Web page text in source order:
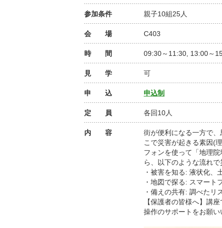
参加条件 親子10組25人
会 場 C403
時 間 09:30～11:30, 13:00～
見 学 可
申 込 申込制
定 員 各回10人
内 容
街が便利になる一方で
こで災害が起きる素因(
フォンを使って「地理
ら、以下のような流れで
・被害を知る: 液状化、
・地図で探る: スマート
・備えの共有: 調べたリ
【保護者の皆様へ】講
操作のサポートをお願い